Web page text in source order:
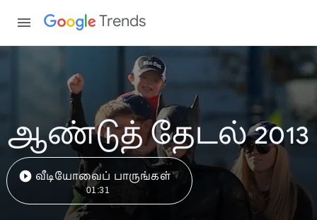
Trends
ஆண்டுத் தேடல் 2013
வீடியோவைப் பாருங்கள்
01:31